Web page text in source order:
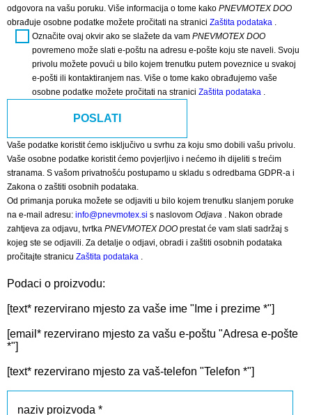
odgovora na vašu poruku. Više informacija o tome kako PNEVMOTEX DOO
obrađuje osobne podatke možete pročitati na stranici Zaštita podataka
Označite ovaj okvir ako se slažete da vam PNEVMOTEX DOO
povremeno može slati e-poštu na adresu e-pošte koju ste naveli. Svoju
privolu možete povući u bilo kojem trenutku putem poveznice u svakoj
e-pošti ili kontaktiranjem nas. Više o tome kako obrađujemo vaše
osobne podatke možete pročitati na stranici Zaštita podataka
Vaše podatke koristit ćemo isključivo u svrhu za koju smo dobili vašu privolu.
Vaše osobne podatke koristit ćemo povjerljivo i nećemo ih dijeliti s trećim
stranama. S vašom privatnošću postupamo u skladu s odredbama GDPR-a i
Zakona o zaštiti osobnih podataka.
Od primanja poruka možete se odjaviti u bilo kojem trenutku slanjem poruke
na e-mail adresu: info@pnevmotex.si s naslovom Odjava . Nakon obrade
zahtjeva za odjavu, tvrtka PNEVMOTEX DOO prestat će vam slati sadržaj s
kojeg ste se odjavili. Za detalje o odjavi, obradi i zaštiti osobnih podataka
pročitajte stranicu Zaštita podataka
Podaci o proizvodu:
[text* rezervirano mjesto za vaše ime "Ime i prezime *"]
[email* rezervirano mjesto za vašu e-poštu "Adresa e-pošte
*"]
[text* rezervirano mjesto za vaš-telefon "Telefon *"]